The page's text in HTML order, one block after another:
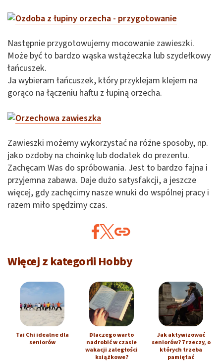
Następnie przygotowujemy mocowanie zawieszki.
Może być to bardzo wąska wstążeczka lub szydełkowy
łańcuszek.
Ja wybieram łańcuszek, który przyklejam klejem na
gorąco na łączeniu haftu z łupiną orzecha.
Zawieszki możemy wykorzystać na różne sposoby, np.
jako ozdoby na choinkę lub dodatek do prezentu.
Zachęcam Was do spróbowania. Jest to bardzo fajna i
przyjemna zabawa. Daje dużo satysfakcji, a jeszcze
więcej, gdy zachęcimy nasze wnuki do wspólnej pracy i
razem miło spędzimy czas.
Więcej z kategorii Hobby
Tai Chi idealne dla
seniorów
Dlaczego warto
nadrobić w czasie
wakacji zaległości
książkowe?
Jak aktywizować
seniorów? 7 rzeczy, o
których trzeba
pamiętać